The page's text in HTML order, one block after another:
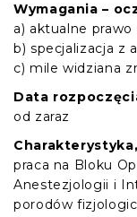
Wymagania –
a) aktualne
b) specjalizacja z
c) mile widziana
Data
od zaraz
praca na Bloku
Anestezjologii i
porodów